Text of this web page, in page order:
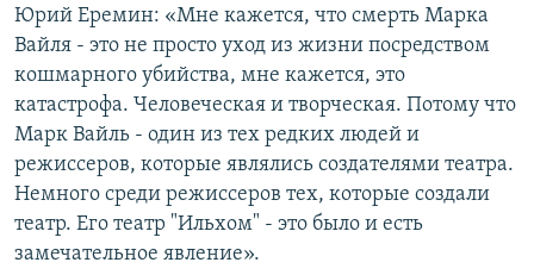
Юрий Еремин: «Мне кажется, что смерть Марка
Вайля - это не просто уход из жизни посредством
кошмарного убийства, мне кажется, это
катастрофа. Человеческая и творческая. Потому что
Марк Вайль - один из тех редких людей и
режиссеров, которые являлись создателями театра.
Немного среди режиссеров тех, которые создали
театр. Его театр "Ильхом" - это было и есть
замечательное явление».